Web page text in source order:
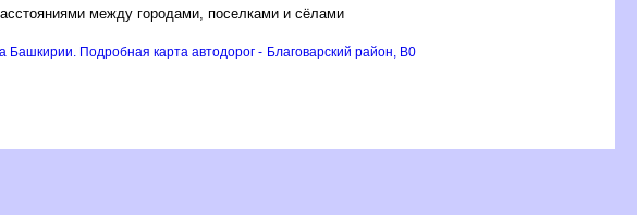
между городами, поселками и сёлами
Башкирии. Подробная карта автодорог - Благоварский район, B0